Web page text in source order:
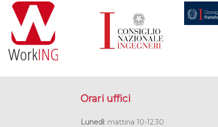
Orari uffici
Lunedì: mattina 10-12.30